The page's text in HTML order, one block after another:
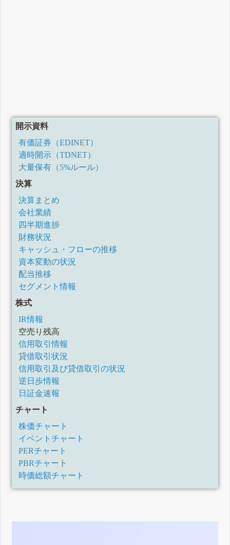
開示資料
有価証券（EDINET）
適時開示（TDNET）
大量保有（5%ルール）
決算
決算まとめ
会社業績
四半期進捗
財務状況
キャッシュ・フローの推移
資本変動の状況
配当推移
セグメント情報
株式
IR情報
空売り残高
信用取引情報
貸借取引状況
信用取引及び貸借取引の状況
逆日歩情報
日証金速報
チャート
株価チャート
イベントチャート
PERチャート
PBRチャート
時価総額チャート